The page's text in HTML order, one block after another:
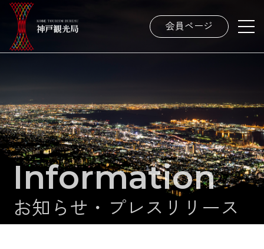
会員ページ
Information
お知らせ・プレスリリース